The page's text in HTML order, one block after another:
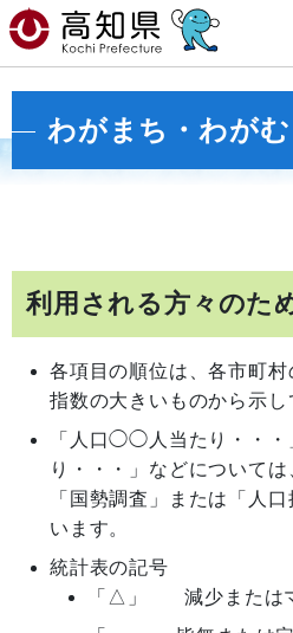
わがまち・わがむ
利用される方々のた
各項目の順位は、各市町
指数の大きいものから示し
「人口◯◯人当たり・・・
り・・・」などについて
「国勢調査」または「人
います。
統計表の記号
「△」
減少または